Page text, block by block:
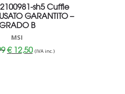
2100981-sh5 Cuffie
GARANTITO –
B
MSI
Il
prezzo
€12,50Il
prezzo
(IVA inc.)